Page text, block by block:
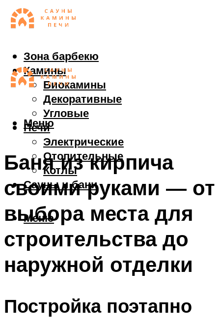
Зона барбекю
Камины
Биокамины
Декоративные
Угловые
Печи
Электрические
Отопительные
Котлы
Сауны и бани
Меню
Меню
Баня из кирпича
своими руками — от
выбора места для
строительства до
наружной отделки
Постройка поэтапно